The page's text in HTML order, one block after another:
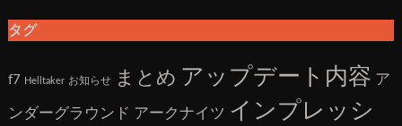
タグ
f7 Helltaker お知らせ まとめ アップデート内容 ア
ンダーグラウンド アークナイツ インプレッシ